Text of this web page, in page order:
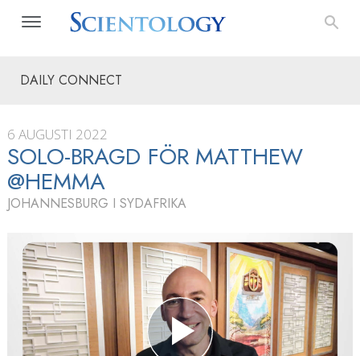
DAILY CONNECT
6 AUGUSTI 2022
SOLO-BRAGD FÖR MATTHEW
@HEMMA
JOHANNESBURG I SYDAFRIKA